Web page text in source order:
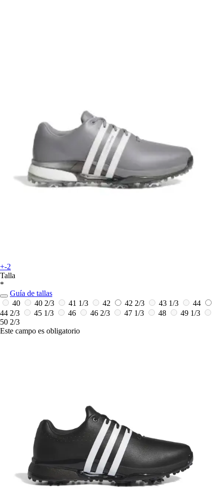
+-2
Talla
*
Guía de tallas
40
40 2/3 41 1/3 42 42 2/3 43 1/3
44
44 2/3
45 1/3 46 46 2/3 47 1/3 48
49 1/3
50 2/3
Este campo es obligatorio